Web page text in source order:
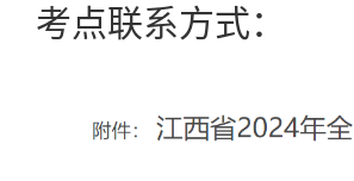
考点联系方式：